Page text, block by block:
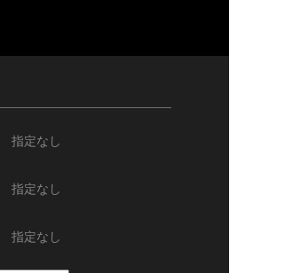
指定なし
指定なし
指定なし